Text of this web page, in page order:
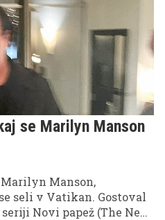
se Marilyn Manson
Manson,
seli v Vatikan. Gostoval
Novi papež (The New